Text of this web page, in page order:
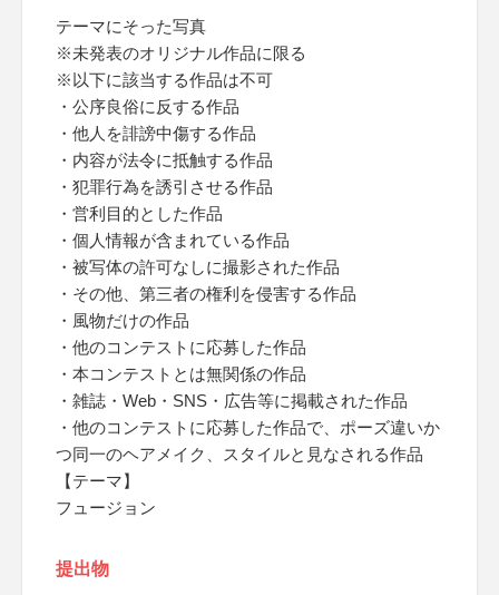
テーマにそった写真
※未発表のオリジナル作品に限る
※以下に該当する作品は不可
・公序良俗に反する作品
・他人を誹謗中傷する作品
・内容が法令に抵触する作品
・犯罪行為を誘引させる作品
・営利目的とした作品
・個人情報が含まれている作品
・被写体の許可なしに撮影された作品
・その他、第三者の権利を侵害する作品
・風物だけの作品
・他のコンテストに応募した作品
・本コンテストとは無関係の作品
・雑誌・Web・SNS・広告等に掲載された作品
・他のコンテストに応募した作品で、ポーズ違いか
つ同一のヘアメイク、スタイルと見なされる作品
【テーマ】
フュージョン
提出物